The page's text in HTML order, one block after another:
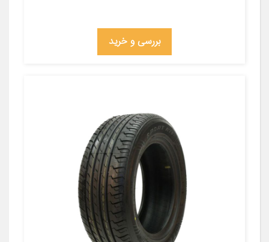
بررسی و خرید